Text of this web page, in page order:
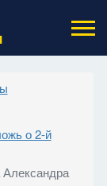
о 2-й